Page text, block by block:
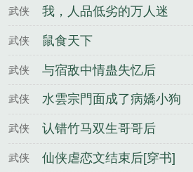
武侠 我，人品低劣的万人迷
武侠 鼠食天下
武侠 与宿敌中情蛊失忆后
武侠 水雲宗門面成了病嬌小狗
武侠 认错竹马双生哥哥后
武侠 仙侠虐恋文结束后[穿书]